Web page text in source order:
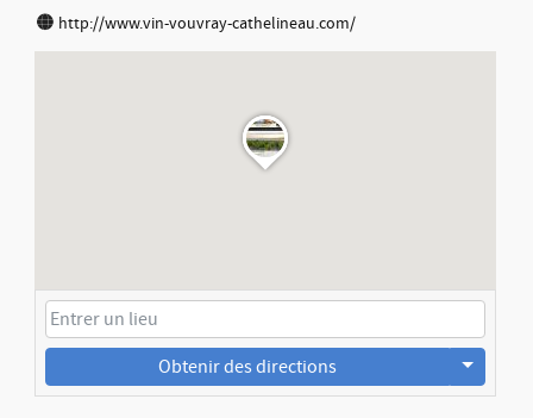
http://www.vin-vouvray-cathelineau.com/
Obtenir des directions